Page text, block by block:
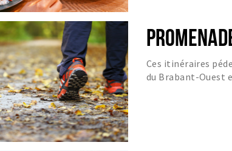
Ces itinéraires
du Brabant-Ouest